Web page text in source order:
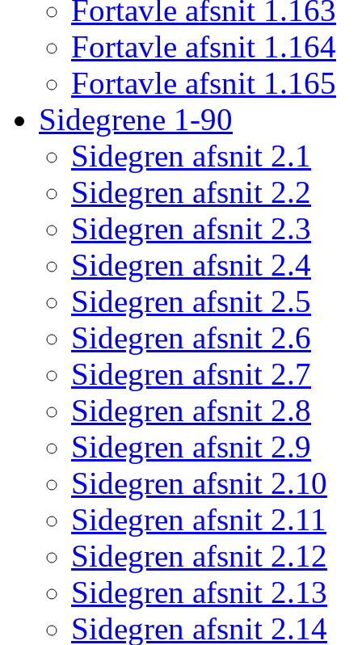
Fortavle afsnit 1.163
Fortavle afsnit 1.164
Fortavle afsnit 1.165
Sidegrene 1-90
Sidegren afsnit 2.1
Sidegren afsnit 2.2
Sidegren afsnit 2.3
Sidegren afsnit 2.4
Sidegren afsnit 2.5
Sidegren afsnit 2.6
Sidegren afsnit 2.7
Sidegren afsnit 2.8
Sidegren afsnit 2.9
Sidegren afsnit 2.10
Sidegren afsnit 2.11
Sidegren afsnit 2.12
Sidegren afsnit 2.13
Sidegren afsnit 2.14